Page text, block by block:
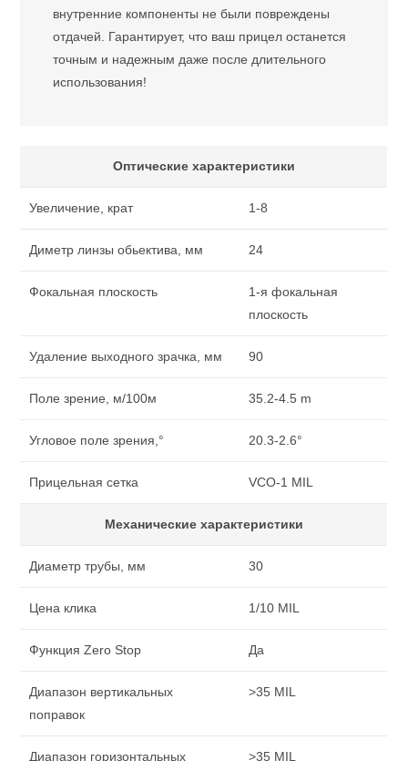
внутренние компоненты не были повреждены
отдачей. Гарантирует, что ваш прицел останется
точным и надежным даже после длительного
использования!
Оптические характеристики
Увеличение, крат 1-8
Диметр линзы обьектива, мм 24
Фокальная плоскость
1-я фокальная
плоскость
Удаление выходного зрачка, мм 90
Поле зрение, м/100м 35.2-4.5 m
Угловое поле зрения,° 20.3-2.6°
Прицельная сетка VCO-1 MIL
Механические характеристики
Диаметр трубы, мм 30
Цена клика 1/10 MIL
Функция Zero Stop Да
Диапазон вертикальных
поправок
>35 MIL
Диапазон горизонтальных
>35 MIL